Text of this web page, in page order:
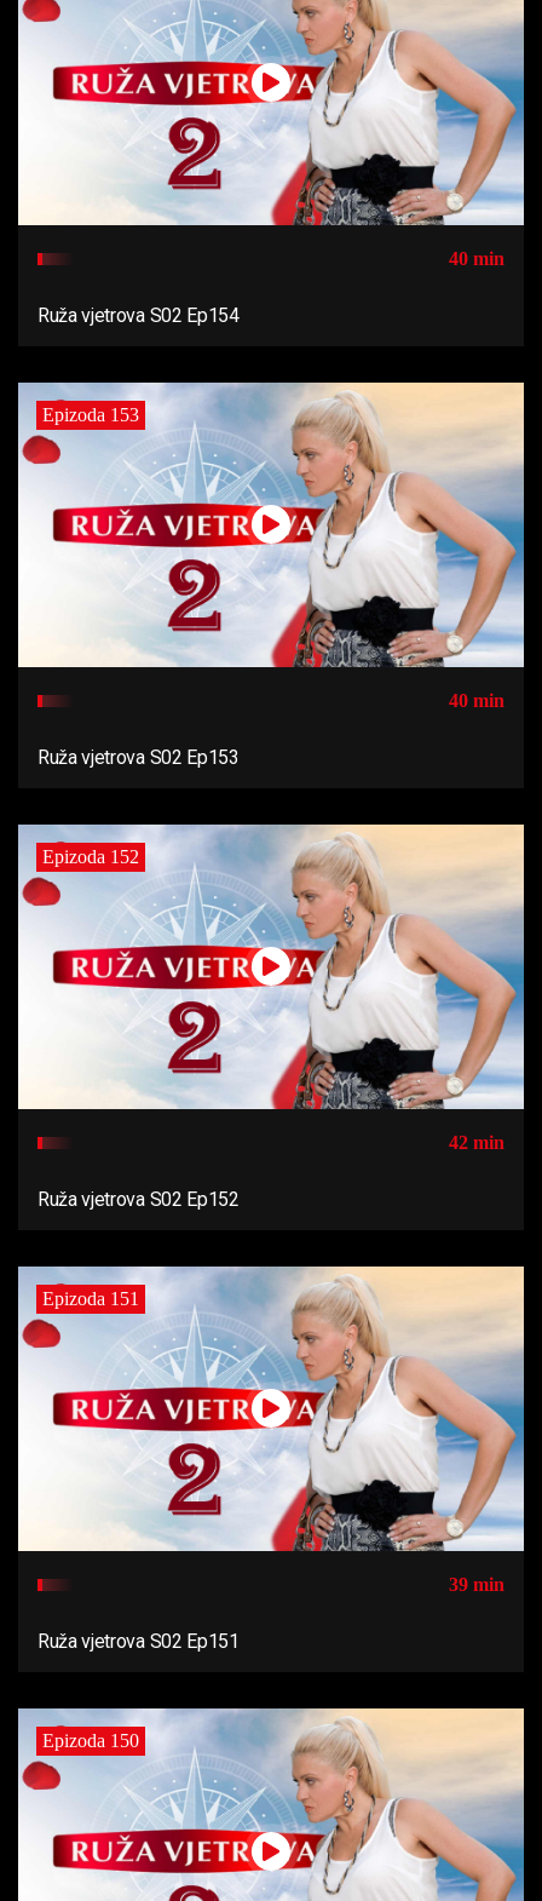
40 min
Ruža vjetrova S02 Ep154
Epizoda 153
40 min
Ruža vjetrova S02 Ep153
Epizoda 152
42 min
Ruža vjetrova S02 Ep152
Epizoda 151
39 min
Ruža vjetrova S02 Ep151
Epizoda 150